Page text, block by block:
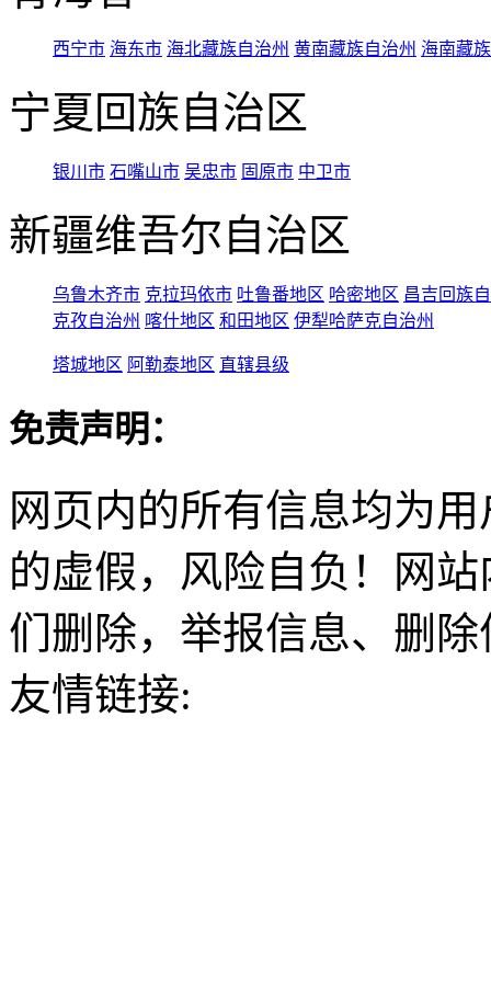
西宁市 海东市 海北藏族自治州 黄南藏族自治州 海南藏
宁夏回族自治区
银川市 石嘴山市 吴忠市 固原市 中卫市
新疆维吾尔自治区
乌鲁木齐市 克拉玛依市 吐鲁番地区 哈密地区 昌吉回族
克孜自治州 喀什地区 和田地区 伊犁哈萨克自治州
塔城地区 阿勒泰地区 直辖县级
免责声明：
网页内的所有信息均为
的虚假，风险自负！网
们删除，举报信息、删
友情链接: